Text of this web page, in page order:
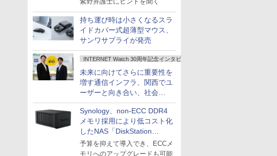
持ち運び時は小さくなるスラ
イドカバー式超薄型マウス、
サンワサプライが発売
INTERNET Watch 30周年記念インタビュー
未来に向けてさらに重要性を
増す通信インフラ、関西でユ
ーザーと向き合い、社会
の“あたらしい”を起動し続け
る～オプテージ
Synology、non-ECC DDR4
メモリ採用により低コスト化
したNAS「DiskStation
neo+」シリーズ
予算を抑えて導入でき、ECCメ
モリへのアップグレードも可能